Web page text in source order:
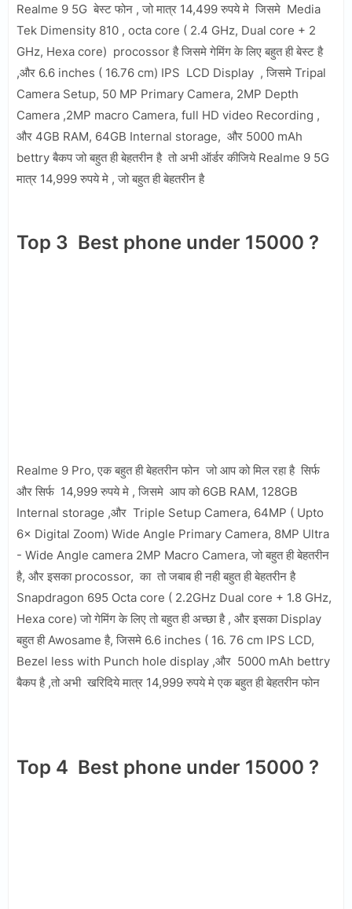
Realme 9 5G बेस्ट फोन , जो मात्र 14,499 रुपये मे जिसमे Media
Tek Dimensity 810 , octa core ( 2.4 GHz, Dual core + 2
GHz, Hexa core) procossor है जिसमे गेमिंग के लिए बहुत ही बेस्ट है
,और 6.6 inches ( 16.76 cm) IPS LCD Display , जिसमे Tripal
Camera Setup, 50 MP Primary Camera, 2MP Depth
Camera ,2MP macro Camera, full HD video Recording ,
और 4GB RAM, 64GB Internal storage, और 5000 mAh
bettry बैकप जो बहुत ही बेहतरीन है तो अभी ऑर्डर कीजिये Realme 9 5G
मात्र 14,999 रुपये मे , जो बहुत ही बेहतरीन है
Top 3 Best phone under 15000 ?
Realme 9 Pro, एक बहुत ही बेहतरीन फोन जो आप को मिल रहा है सिर्फ
और सिर्फ 14,999 रुपये मे , जिसमे आप को 6GB RAM, 128GB
Internal storage ,और Triple Setup Camera, 64MP ( Upto
6× Digital Zoom) Wide Angle Primary Camera, 8MP Ultra
- Wide Angle camera 2MP Macro Camera, जो बहुत ही बेहतरीन
है, और इसका procossor, का तो जबाब ही नही बहुत ही बेहतरीन है
Snapdragon 695 Octa core ( 2.2GHz Dual core + 1.8 GHz,
Hexa core) जो गेमिंग के लिए तो बहुत ही अच्छा है , और इसका Display
बहुत ही Awosame है, जिसमे 6.6 inches ( 16. 76 cm IPS LCD,
Bezel less with Punch hole display ,और 5000 mAh bettry
बैकप है ,तो अभी खरिदिये मात्र 14,999 रुपये मे एक बहुत ही बेहतरीन फोन
Top 4 Best phone under 15000 ?